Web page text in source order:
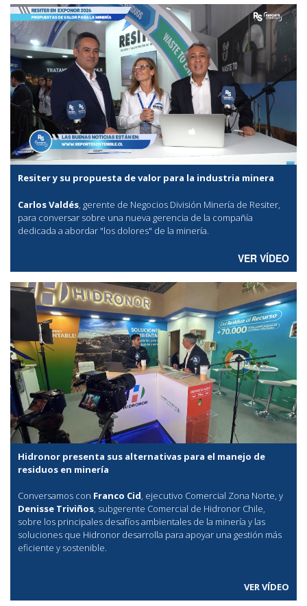
Resiter y su propuesta de valor para la industria minera
Carlos Valdés, gerente de Negocios División Minería de Resiter,
para conversar sobre una nueva gerencia de la compañía
dedicada a abordar "los dolores" de la minería.
VER VÍDEO
Hidronor presenta sus alternativas para el manejo de
residuos en minería
Conversamos con Franco Cid, ejecutivo Comercial Zona Norte, y
Denisse Triviños, subgerente Comercial de Hidronor Chile,
sobre los principales desafíos ambientales de la minería y las
soluciones que Hidronor desarrolla para apoyar una gestión más
eficiente y sostenible.
VER VÍDEO